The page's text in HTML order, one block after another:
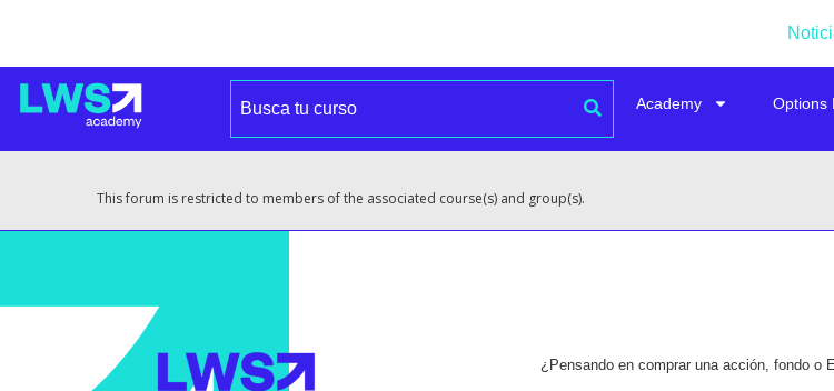
Academy Options
This forum is restricted to members of the associated course(s) and group(s).
¿Pensando en comprar una acción, fondo o